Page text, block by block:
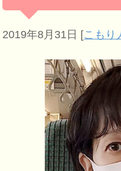
2019年8月31日 [こもり